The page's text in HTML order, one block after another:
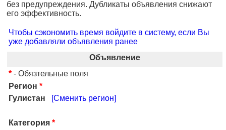
без предупреждения. Дубликаты объявления снижают
его эффективность.
Чтобы сэкономить время войдите в систему, если Вы
уже добавляли объявления ранее
Объявление
* - Обязтельные поля
Регион *
Гулистан
[Сменить регион]
Категория *